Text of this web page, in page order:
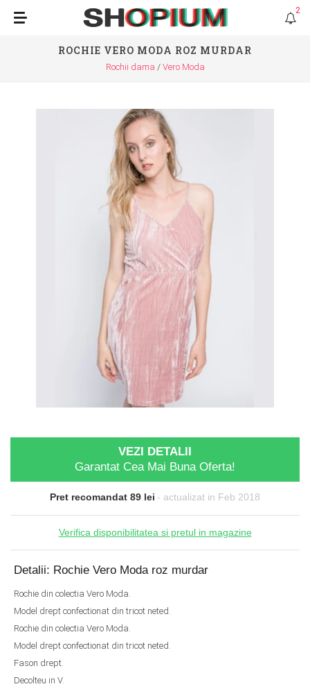
2
ROCHIE VERO MODA ROZ MURDAR
Rochii dama Vero Moda
VEZI DETALII
Garantat Cea Mai Buna Oferta!
Pret recomandat 89 lei - actualizat in Feb 2018
Verifica disponibilitatea si pretul in magazine
Detalii: Rochie Vero Moda roz murdar
Rochie din colectia Vero Moda.
Model drept confectionat din tricot neted.
Rochie din colectia Vero Moda.
Model drept confectionat din tricot neted.
Fason drept.
Decolteu in V.